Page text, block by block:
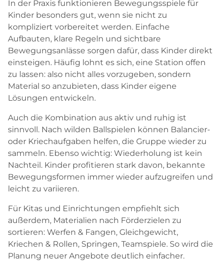
In der Praxis funktionieren Bewegungsspiele für
Kinder besonders gut, wenn sie nicht zu
kompliziert vorbereitet werden. Einfache
Aufbauten, klare Regeln und sichtbare
Bewegungsanlässe sorgen dafür, dass Kinder direkt
einsteigen. Häufig lohnt es sich, eine Station offen
zu lassen: also nicht alles vorzugeben, sondern
Material so anzubieten, dass Kinder eigene
Lösungen entwickeln.
Auch die Kombination aus aktiv und ruhig ist
sinnvoll. Nach wilden Ballspielen können Balancier-
oder Kriechaufgaben helfen, die Gruppe wieder zu
sammeln. Ebenso wichtig: Wiederholung ist kein
Nachteil. Kinder profitieren stark davon, bekannte
Bewegungsformen immer wieder aufzugreifen und
leicht zu variieren.
Für Kitas und Einrichtungen empfiehlt sich
außerdem, Materialien nach Förderzielen zu
sortieren: Werfen & Fangen, Gleichgewicht,
Kriechen & Rollen, Springen, Teamspiele. So wird die
Planung neuer Angebote deutlich einfacher.